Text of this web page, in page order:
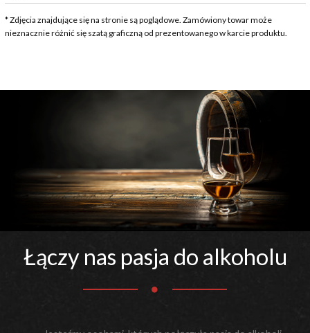
* Zdjęcia znajdujące się na stronie są poglądowe. Zamówiony towar może
nieznacznie różnić się szatą graficzną od prezentowanego w karcie produktu.
Łączy nas pasja do alkoholu